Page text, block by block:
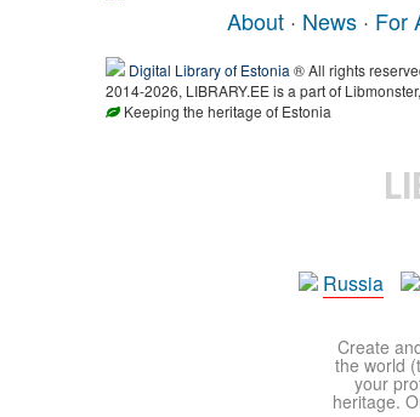
About · News · For
Digital Library of Estonia ® All rights
2014-2026, LIBRARY.EE is a part of
Keeping the heritage of Estonia
Russia
Create
the world
your
heritage.